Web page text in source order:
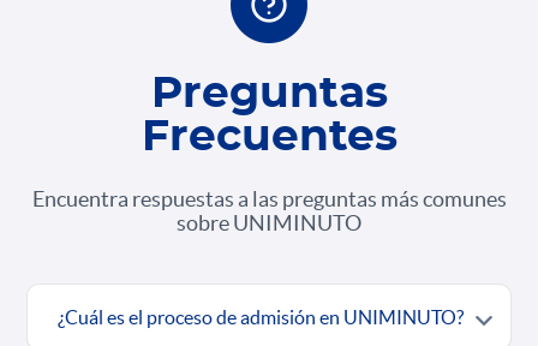
Preguntas
Frecuentes
Encuentra respuestas a las preguntas más comunes
sobre UNIMINUTO
¿Cuál es el proceso de admisión en UNIMINUTO?